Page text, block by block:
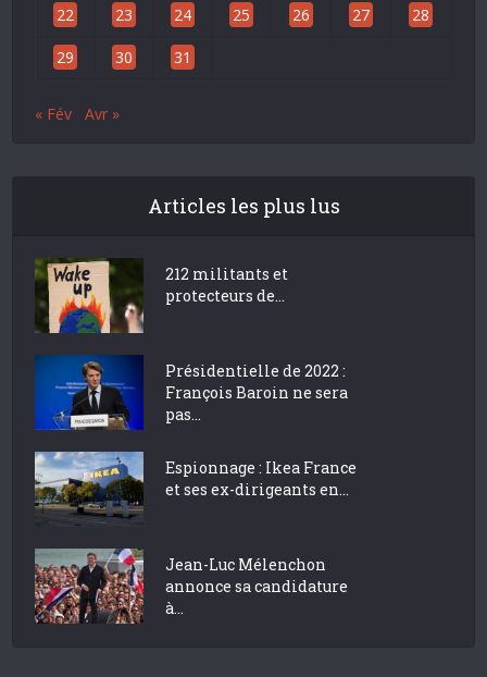
22 23 24 25 26 27 28
29 30 31
« Fév Avr »
Articles les plus lus
212 militants et
protecteurs de...
Présidentielle de 2022 :
François Baroin ne sera
pas...
Espionnage : Ikea France
et ses ex-dirigeants en...
Jean-Luc Mélenchon
annonce sa candidature
à...